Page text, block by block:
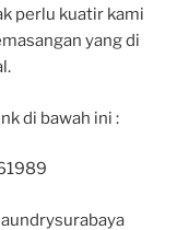
perlu kuatir kami
yang di
di bawah ini :